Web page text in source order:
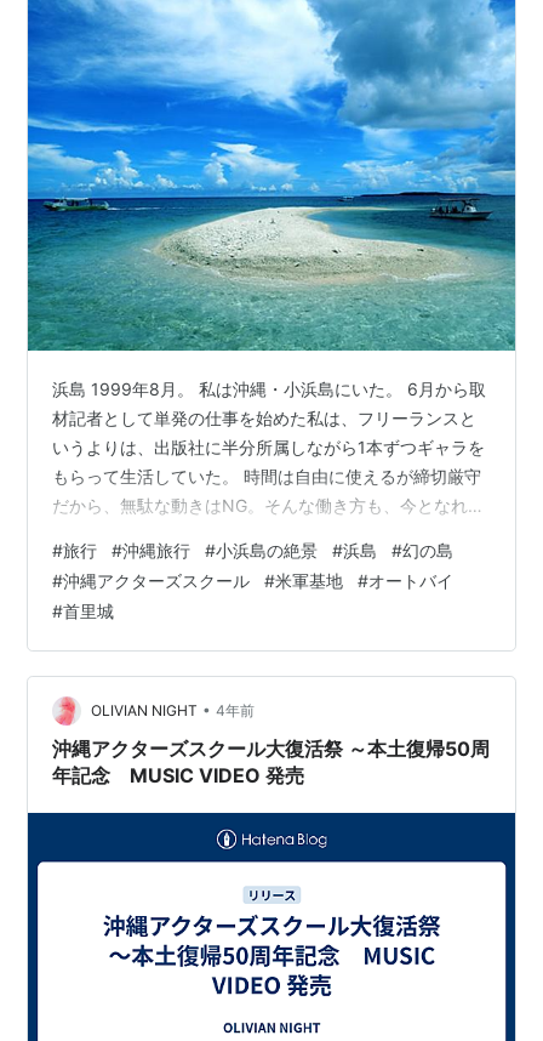
浜島 1999年8月。 私は沖縄・小浜島にいた。 6月から取
材記者として単発の仕事を始めた私は、フリーランスと
いうよりは、出版社に半分所属しながら1本ずつギャラを
もらって生活していた。 時間は自由に使えるが締切厳守
だから、無駄な動きはNG。そんな働き方も、今となれば
を与えた仕事だった。初めて立つ沖縄の地で、目の前に
雪崩れ込んでくる沖縄の現状に圧倒され、困惑し、日本
人として私はどうあるべきかと、考えることになる。 沖
縄での取材は、ある沖縄出身のアイドルグループの身辺
取材で、それらを元に執筆する著者のための資料まとめ
だ。おおよその原稿を書き起こし…
#旅行 #沖縄旅行 #小浜島の絶景 #浜島 #幻の島
#沖縄アクターズスクール #米軍基地 #オートバイ
#首里城
OLIVIAN NIGHT • 4年前
沖縄アクターズスクール大復活祭 ～本土復帰50周
年記念 MUSIC VIDEO 発売